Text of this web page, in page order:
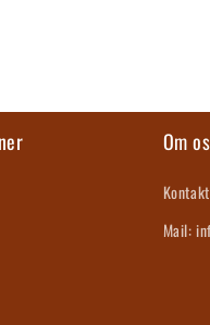
Om os
Mail: